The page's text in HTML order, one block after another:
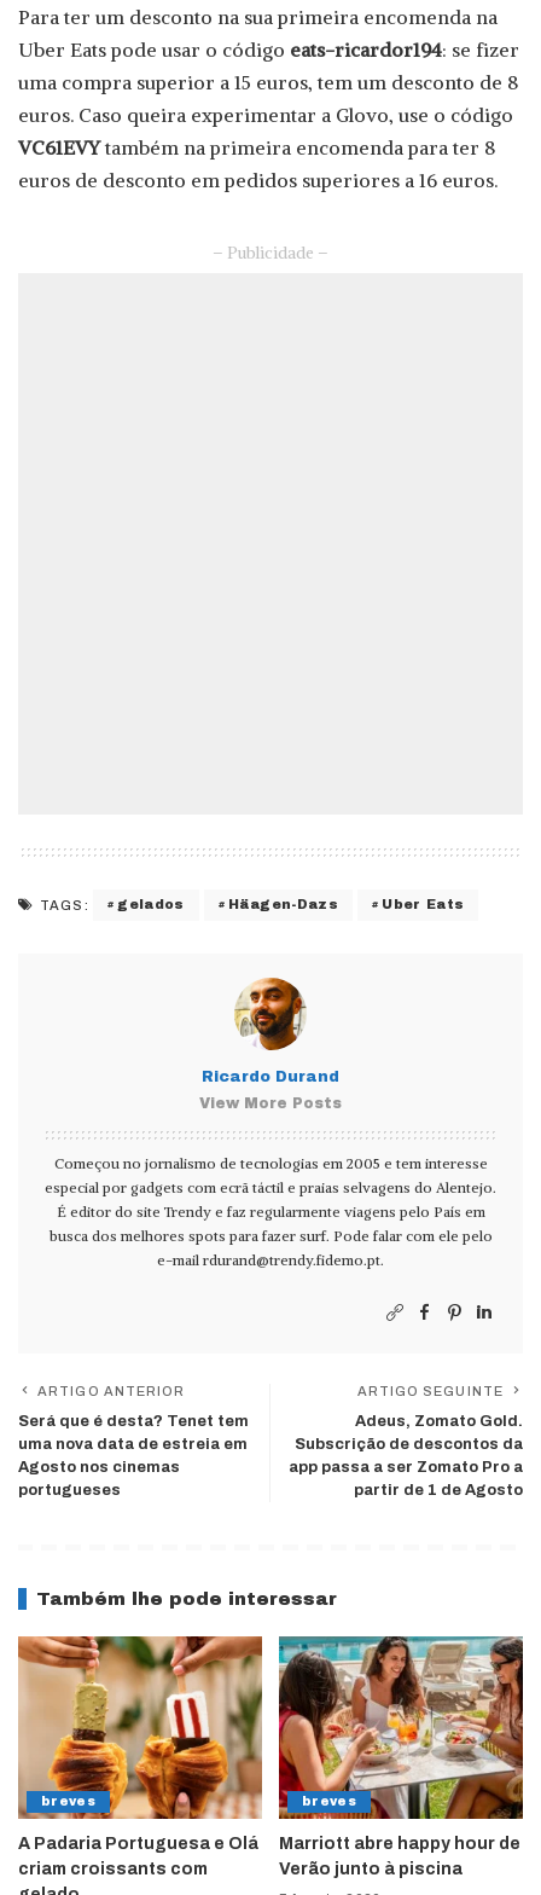
Para ter um desconto na sua primeira encomenda na
Uber Eats pode usar o código eats-ricardor194: se fizer
uma compra superior a 15 euros, tem um desconto de 8
euros. Caso queira experimentar a Glovo, use o código
VC61EVYtambém na primeira encomenda para ter 8
euros de desconto em pedidos superiores a 16 euros.
– Publicidade –
TAGS: gelados Häagen-Dazs Uber Eats
Ricardo Durand
View More Posts
Começou no jornalismo de tecnologias em 2005 e tem interesse
especial por gadgets com ecrã táctil e praias selvagens do Alentejo.
É editor do site Trendy e faz regularmente viagens pelo País em
busca dos melhores spots para fazer surf. Pode falar com ele pelo
e-mail rdurand@trendy.fidemo.pt.
ARTIGO ANTERIOR
Será que é desta? Tenet tem
uma nova data de estreia em
Agosto nos cinemas
portugueses
ARTIGO SEGUINTE
Adeus, Zomato Gold.
Subscrição de descontos da
app passa a ser Zomato Pro a
partir de 1 de Agosto
Também lhe pode interessar
breves
A Padaria Portuguesa e Olá
criam croissants com
breves
Marriott abre happy hour de
Verão junto à piscina